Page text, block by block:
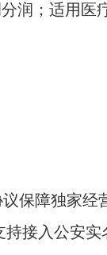
润；适用医
保障独家经
接入公安